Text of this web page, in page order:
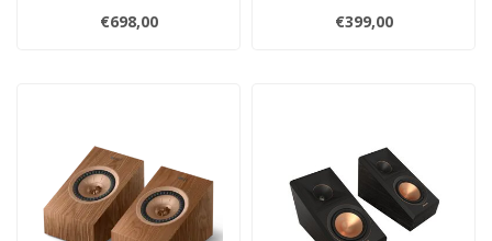
surroundspeaker met Uni-
Q® en MAT™ technolo..
€698,00
een gevoeligheid van 91
dB zorgen deze ..
€399,00